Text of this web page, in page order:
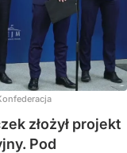
złożył projekt
Pod